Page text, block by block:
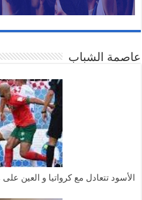
عاصمة الشباب
الأسود تتعادل مع كرواتيا و العين على